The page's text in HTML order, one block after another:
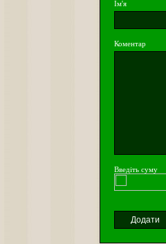
Ім'я
Коментар
Введіть суму